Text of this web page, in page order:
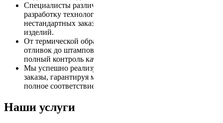
Специалисты различных направлений обеспечивают
разработку технологической документации, проведение
нестандартных заказов и изготовление уникальных
изделий.
От термической обработки листового проката, поковок,
отливок до штамповки изделий – мы обеспечиваем
полный контроль качества на каждом этапе.
Мы успешно реализуем как единичные, так и серийные
заказы, гарантируя минимальные сроки изготовления и
полное соответствие техническим требованиям.
Наши услуги